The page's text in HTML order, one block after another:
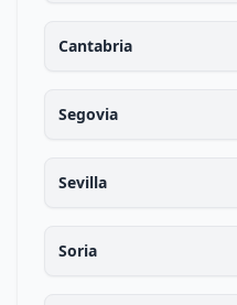
Cantabria
Segovia
Sevilla
Soria